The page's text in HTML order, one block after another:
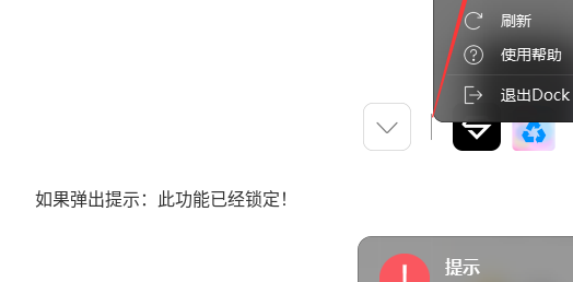
如果弹出提示：此功能已经锁定！